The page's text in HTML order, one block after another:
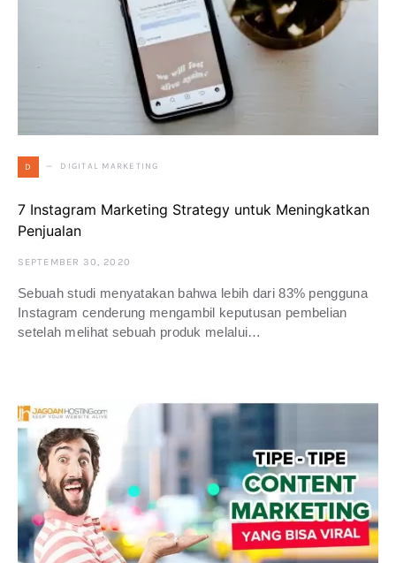
D DIGITAL MARKETING
7 Instagram Marketing Strategy untuk Meningkatkan
Penjualan
SEPTEMBER 30, 2020
Sebuah studi menyatakan bahwa lebih dari 83% pengguna
Instagram cenderung mengambil keputusan pembelian
setelah melihat sebuah produk melalui…